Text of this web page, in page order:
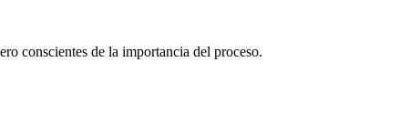
conscientes de la importancia del proceso.